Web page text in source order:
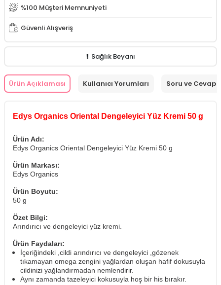
%100 Müşteri Memnuniyeti
Güvenli Alışveriş
Sağlık Beyanı
Ürün Açıklaması Kullanıcı Yorumları Soru ve Cevap
Edys Organics Oriental Dengeleyici Yüz Kremi 50 g
Ürün Adı:
Edys Organics Oriental Dengeleyici Yüz Kremi 50 g
Ürün Markası:
Edys Organics
Ürün Boyutu:
50 g
Özet Bilgi:
Arındırıcı ve dengeleyici yüz kremi.
Ürün Faydaları:
İçeriğindeki ,cildi arındırıcı ve dengeleyici ,gözenek
tıkamayan omega zengini yağlardan oluşan hafif dokusuyla
cildinizi yağlandırmadan nemlendirir.
Aynı zamanda tazeleyici kokusuyla hoş bir his bırakır.